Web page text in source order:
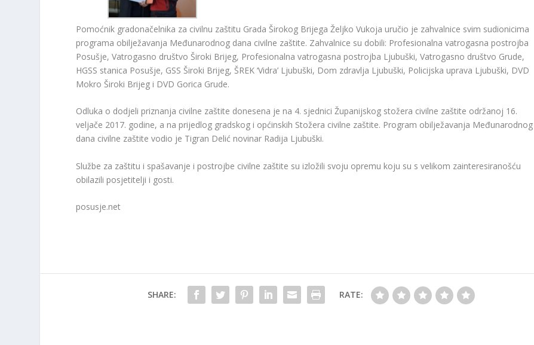
Pomoćnik gradonačelnika za civilnu zaštitu Grada Širokog Brijega Željko Vukoja uručio je zahvalnice svim sudionicima
programa obilježavanja Međunarodnog dana civilne zaštite. Zahvalnice su dobili: Profesionalna vatrogasna postrojba
Posušje, Vatrogasno društvo Široki Brijeg, Profesionalna vatrogasna postrojba Ljubuški, Vatrogasno društvo Grude,
HGSS stanica Posušje, GSS Široki Brijeg, ŠREK ‘Vidra’ Ljubuški, Dom zdravlja Ljubuški, Policijska uprava Ljubuški, DVD
Mokro Široki Brijeg i DVD Gorica Grude.
Odluka o dodjeli priznanja civilne zaštite donesena je na 4. sjednici Županijskog stožera civilne zaštite održanoj 16.
veljače 2017. godine, a na prijedlog gradskog i općinskih Stožera civilne zaštite. Program obilježavanja Međunarodnog
dana civilne zaštite vodio je Tigran Delić novinar Radija Ljubuški.
Službe za zaštitu i spašavanje i postrojbe civilne zaštite su izložili svoju opremu koju su s velikom zainteresiranošću
obilazili posjetitelji i gosti.
posusje.net
SHARE: RATE: